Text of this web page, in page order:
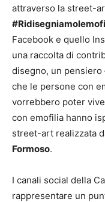
attraverso la street-
Facebook e quello
una raccolta di
disegno, un pensiero
che le persone con
vorrebbero poter
con emofilia hanno
street-art realizzata
Formoso.
I canali social della
rappresentare un